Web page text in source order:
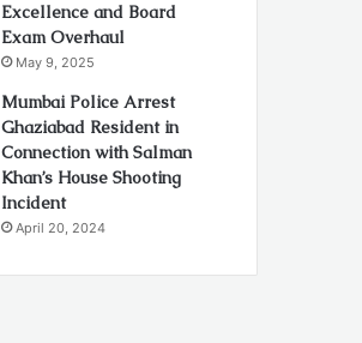
Excellence and Board
Exam Overhaul
May 9, 2025
Mumbai Police Arrest
Ghaziabad Resident in
Connection with Salman
Khan’s House Shooting
Incident
April 20, 2024